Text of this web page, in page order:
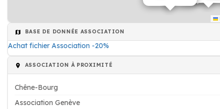
BASE DE DONNÉE ASSOCIATION
Achat fichier Association -20%
ASSOCIATION À PROXIMITÉ
Chêne-Bourg
Association Genève